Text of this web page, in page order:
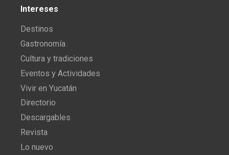
Intereses
Destinos
Gastronomía
Cultura y tradiciones
Eventos y Actividades
Vivir en Yucatán
Directorio
Descargables
Revista
Lo nuevo